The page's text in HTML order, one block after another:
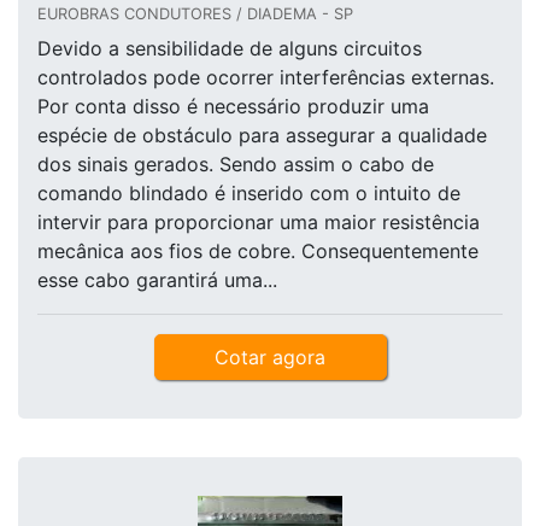
EUROBRAS CONDUTORES / DIADEMA - SP
Devido a sensibilidade de alguns circuitos
controlados pode ocorrer interferências externas.
Por conta disso é necessário produzir uma
espécie de obstáculo para assegurar a qualidade
dos sinais gerados. Sendo assim o cabo de
comando blindado é inserido com o intuito de
intervir para proporcionar uma maior resistência
mecânica aos fios de cobre. Consequentemente
esse cabo garantirá uma...
Cotar agora